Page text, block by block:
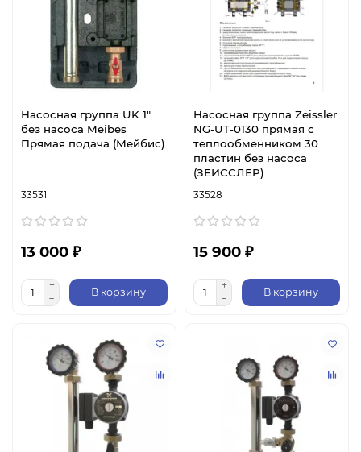
Насосная группа UK 1"
без насоса Meibes
Прямая подача (Мейбис)
33531
13 000 ₽
В корзину
Насосная группа Zeissler
NG-UT-0130 прямая с
теплообменником 30
пластин без насоса
(ЗЕИССЛЕР)
33528
15 900 ₽
В корзину